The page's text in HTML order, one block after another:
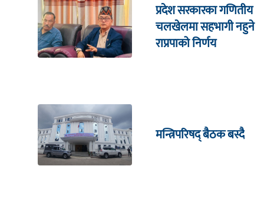
प्रदेश सरकारका गणितीय
चलखेलमा सहभागी नहुने
राप्रपाको निर्णय
मन्त्रिपरिषद् बैठक बस्दै